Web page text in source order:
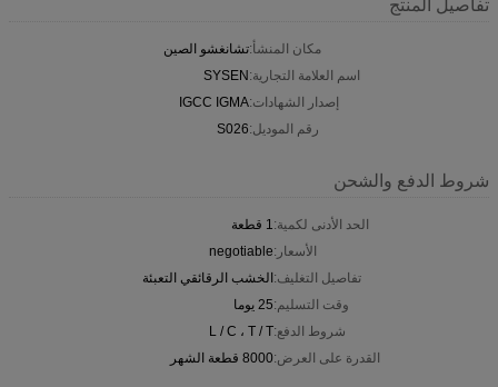
تفاصيل المنتج
مكان المنشأ:تشانغشو الصين
اسم العلامة التجارية:SYSEN
إصدار الشهادات:IGCC IGMA
رقم الموديل:S026
شروط الدفع والشحن
الحد الأدنى لكمية:1 قطعة
الأسعار:negotiable
تفاصيل التغليف:الخشب الرقائقي التعبئة
وقت التسليم:25 يوما
شروط الدفع:L / C ، T / T
القدرة على العرض:8000 قطعة الشهر